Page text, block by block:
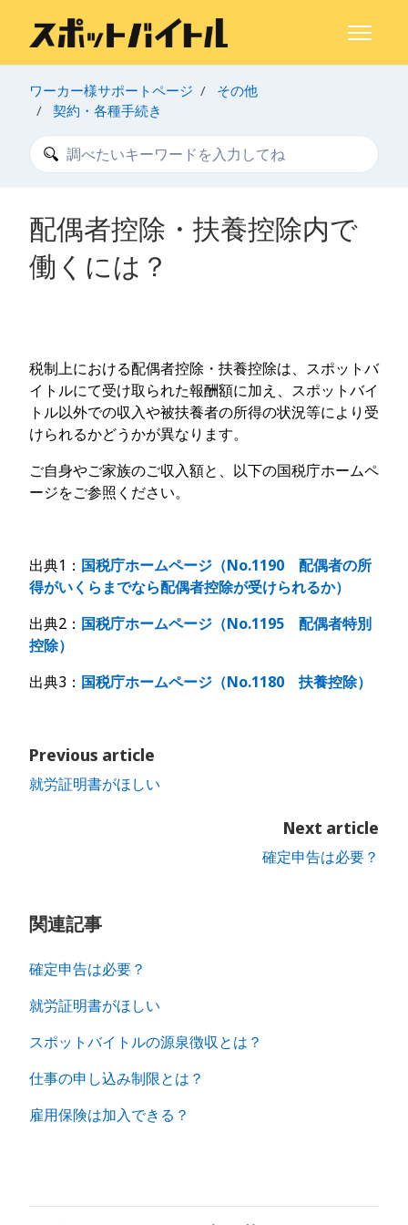
ナビゲ
ワーカー様サポートページ
その他
契約・各種手続き
検索
配偶者控除・扶養控除内で
働くには？
税制上における配偶者控除・扶養控除は、スポットバ
イトルにて受け取られた報酬額に加え、スポットバイ
トル以外での収入や被扶養者の所得の状況等により受
けられるかどうかが異なります。
ご自身やご家族のご収入額と、以下の国税庁ホームペ
ージをご参照ください。
出典1： 国税庁ホームページ（No.1190 配偶者の所
得がいくらまでなら配偶者控除が受けられるか）
出典2： 国税庁ホームページ（No.1195 配偶者特別
控除）
出典3： 国税庁ホームページ（No.1180 扶養控除）
Previous article
就労証明書がほしい
Next article
確定申告は必要？
関連記事
確定申告は必要？
就労証明書がほしい
スポットバイトルの源泉徴収とは？
仕事の申し込み制限とは？
雇用保険は加入できる？